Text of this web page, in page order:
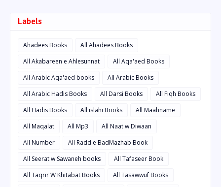
Labels
Ahadees Books
All Ahadees Books
All Akabareen e Ahlesunnat
All Aqa'aed Books
All Arabic Aqa'aed books
All Arabic Books
All Arabic Hadis Books
All Darsi Books
All Fiqh Books
All Hadis Books
All islahi Books
All Maahname
All Maqalat
All Mp3
All Naat w Diwaan
All Number
All Radd e BadMazhab Book
All Seerat w Sawaneh books
All Tafaseer Book
All Taqrir W Khitabat Books
All Tasawwuf Books